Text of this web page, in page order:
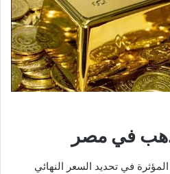
في مصر
في تحديد السعر النهائي